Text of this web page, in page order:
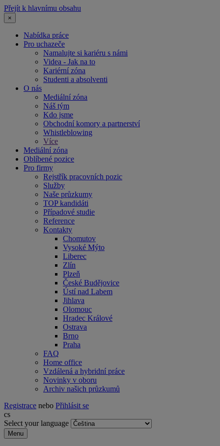
Přejít k hlavnímu obsahu
×
Nabídka práce
Pro uchazeče
Namalujte si kariéru s námi
Videa - Jak na to
Kariérní zóna
Studenti a absolventi
O nás
Mediální zóna
Náš tým
Kdo jsme
Obchodní komory a partnerství
Whistleblowing
Více
Mediální zóna
Oblíbené pozice
Pro firmy
Rejstřík pracovních pozic
Služby
Naše průzkumy
TOP kandidáti
Případové studie
Reference
Kontakty
Chomutov
Vysoké Mýto
Liberec
Zlín
Plzeň
České Budějovice
Ústí nad Labem
Jihlava
Olomouc
Hradec Králové
Ostrava
Brno
Praha
FAQ
Home office
Vzdálená a hybridní práce
Novinky v oboru
Archiv našich průzkumů
Registrace nebo Přihlásit se
cs
Select your language
Menu